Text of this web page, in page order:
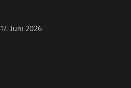
17. Juni 2026